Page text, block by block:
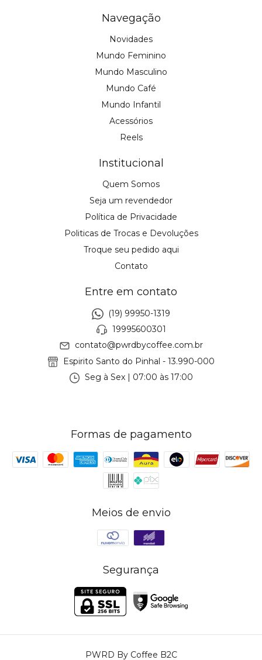
Navegação
Novidades
Mundo Feminino
Mundo Masculino
Mundo Café
Mundo Infantil
Acessórios
Reels
Institucional
Quem Somos
Seja um revendedor
Política de Privacidade
Politicas de Trocas e Devoluções
Troque seu pedido aqui
Contato
Entre em contato
(19) 99950-1319
19995600301
contato@pwrdbycoffee.com.br
Espirito Santo do Pinhal - 13.990-000
Seg à Sex | 07:00 às 17:00
Formas de pagamento
Meios de envio
Segurança
PWRD By Coffee B2C